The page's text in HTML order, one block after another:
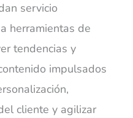
servicio
herramientas de
tendencias y
impulsados
cliente y agilizar